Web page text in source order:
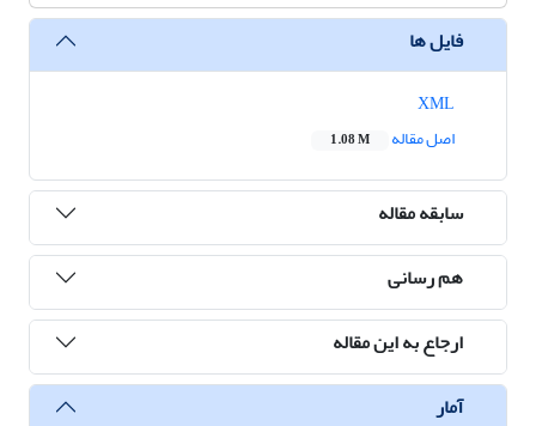
فایل ها
اصل مقاله
1.08 M
سابقه مقاله
هم رسانی
ارجاع به این مقاله
آمار